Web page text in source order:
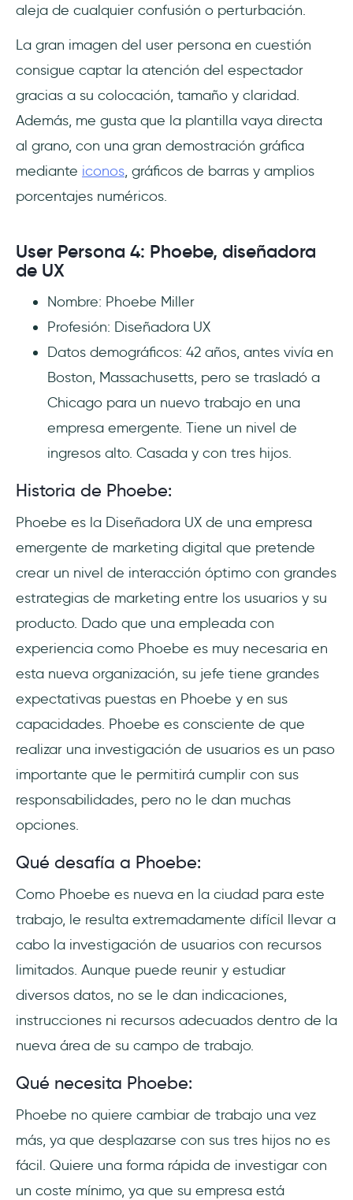
aleja de cualquier confusión o perturbación.
La gran imagen del user persona en cuestión
consigue captar la atención del espectador
gracias a su colocación, tamaño y claridad.
Además, me gusta que la plantilla vaya directa
al grano, con una gran demostración gráfica
mediante iconos, gráficos de barras y amplios
porcentajes numéricos.
User Persona 4: Phoebe, diseñadora
de UX
Nombre: Phoebe Miller
Profesión: Diseñadora UX
Datos demográficos: 42 años, antes vivía en
Boston, Massachusetts, pero se trasladó a
Chicago para un nuevo trabajo en una
empresa emergente. Tiene un nivel de
ingresos alto. Casada y con tres hijos.
Historia de Phoebe:
Phoebe es la Diseñadora UX de una empresa
emergente de marketing digital que pretende
crear un nivel de interacción óptimo con grandes
estrategias de marketing entre los usuarios y su
producto. Dado que una empleada con
experiencia como Phoebe es muy necesaria en
esta nueva organización, su jefe tiene grandes
expectativas puestas en Phoebe y en sus
capacidades. Phoebe es consciente de que
realizar una investigación de usuarios es un paso
importante que le permitirá cumplir con sus
responsabilidades, pero no le dan muchas
opciones.
Qué desafía a Phoebe:
Como Phoebe es nueva en la ciudad para este
trabajo, le resulta extremadamente difícil llevar a
cabo la investigación de usuarios con recursos
limitados. Aunque puede reunir y estudiar
diversos datos, no se le dan indicaciones,
instrucciones ni recursos adecuados dentro de la
nueva área de su campo de trabajo.
Qué necesita Phoebe:
Phoebe no quiere cambiar de trabajo una vez
más, ya que desplazarse con sus tres hijos no es
fácil. Quiere una forma rápida de investigar con
un coste mínimo, ya que su empresa está